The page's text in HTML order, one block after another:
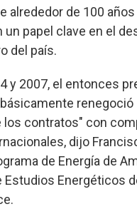
alrededor de 100 años
papel clave en el
del país.
y 2007, el entonces
renegoció
los contratos" con
dijo
de Energía de
Estudios Energéticos